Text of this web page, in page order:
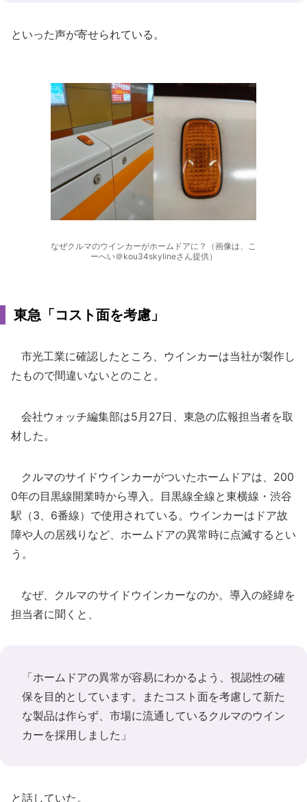
といった声が寄せられている。
なぜクルマのウインカーがホームドアに？（画像は、こ
ーへい＠kou34skylineさん提供）
東急「コスト面を考慮」
市光工業に確認したところ、ウインカーは当社が製作し
たもので間違いないとのこと。
会社ウォッチ編集部は5月27日、東急の広報担当者を取
材した。
クルマのサイドウインカーがついたホームドアは、200
0年の目黒線開業時から導入。目黒線全線と東横線・渋谷
駅（3、6番線）で使用されている。ウインカーはドア故
障や人の居残りなど、ホームドアの異常時に点滅するとい
う。
なぜ、クルマのサイドウインカーなのか。導入の経緯を
担当者に聞くと、
「ホームドアの異常が容易にわかるよう、視認性の確
保を目的としています。またコスト面を考慮して新た
な製品は作らず、市場に流通しているクルマのウイン
カーを採用しました」
と話していた。